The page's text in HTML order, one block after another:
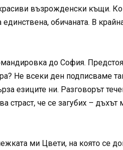
възрожденски къщи.
обичаната. В
до София.
Не всеки ден подписваме
езиците ни. Разговорът
страст, че се загубих –
ми Цвети, на която се